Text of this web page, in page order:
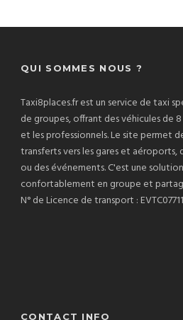
QUI SOMMES NOUS ?
Taxi8places.fr est un service de taxi
de groupes, offrant des véhicules de
et les professionnels. Le site permet
transferts vers les gares et aéroports,
ou des événements. C'est une
confortablement en groupe et
N° de Licence de transport :
CONTACT INFO